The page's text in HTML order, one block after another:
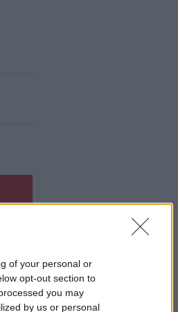
of your personal or
opt-out section to
you may
by us or personal